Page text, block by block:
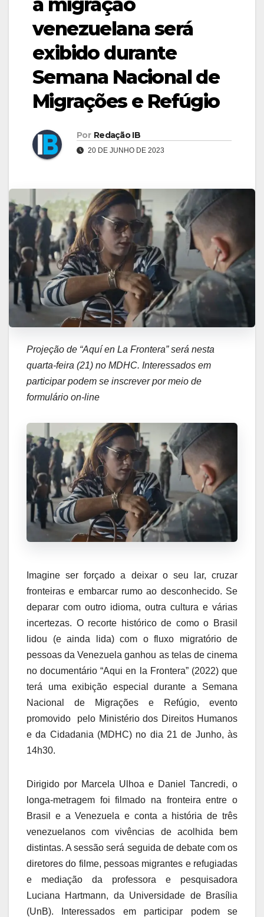
venezuelana será
exibido durante
Semana Nacional de
Migrações e Refúgio
Por Redação IB
20 DE JUNHO DE 2023
Projeção de “Aquí en La Frontera” será nesta
quarta-feira (21) no MDHC. Interessados em
participar podem se inscrever por meio de
formulário on-line
Imagine ser forçado a deixar o seu lar, cruzar
fronteiras e embarcar rumo ao desconhecido. Se
deparar com outro idioma, outra cultura e várias
incertezas. O recorte histórico de como o Brasil
lidou (e ainda lida) com o fluxo migratório de
pessoas da Venezuela ganhou as telas de cinema
no documentário “Aqui en la Frontera” (2022) que
terá uma exibição especial durante a Semana
Nacional de Migrações e Refúgio, evento
promovido pelo Ministério dos Direitos Humanos
e da Cidadania (MDHC) no dia 21 de Junho, às
14h30.
Dirigido por Marcela Ulhoa e Daniel Tancredi, o
longa-metragem foi filmado na fronteira entre o
Brasil e a Venezuela e conta a história de três
venezuelanos com vivências de acolhida bem
distintas. A sessão será seguida de debate com os
diretores do filme, pessoas migrantes e refugiadas
e mediação da professora e pesquisadora
Luciana Hartmann, da Universidade de Brasília
(UnB). Interessados em participar podem se